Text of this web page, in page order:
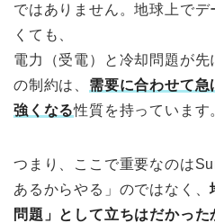
ではありません。地球上で
くても、
電力（受電）と冷却問題が先
の制約は、 需要に合わせて
強くなる性質を持っています
つまり、ここで重要なのは
あるからやる」のではなく、
問題」として立ちはだかった